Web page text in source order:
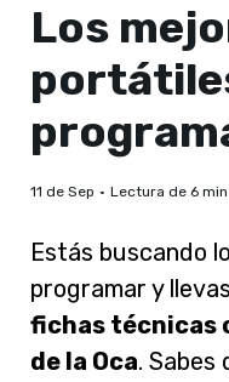
Los
11 de Sep Lectura de 6 min
Estás buscando
programar y
fichas técnicas
de la Oca. Sabes